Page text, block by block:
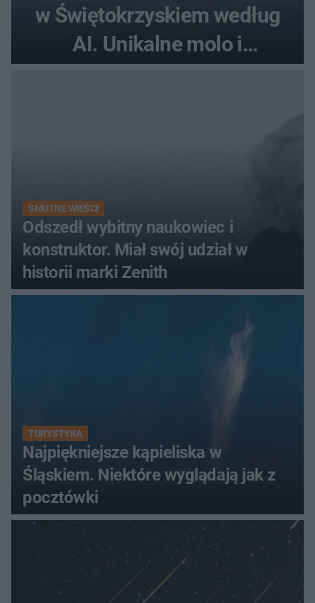
w Świętokrzyskiem według
AI. Unikalne molo i
promenada
SMUTNE WIEŚCI
Odszedł wybitny naukowiec i
konstruktor. Miał swój udział w
historii marki Zenith
TURYSTYKA
Najpiękniejsze kąpieliska w
Śląskiem. Niektóre wyglądają jak z
pocztówki